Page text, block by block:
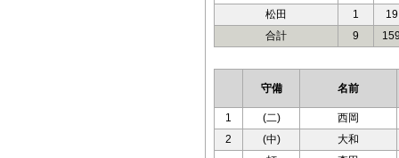
松田
1
19
合計
9
守備 名前
1 (二)
西岡
2
(中)
大和